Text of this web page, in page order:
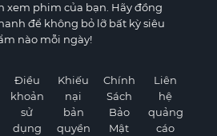
xem phim của bạn. Hãy đồng
để không bỏ lỡ bất kỳ siêu
nào mỗi ngày!
Điều
khoản
sử
dụng
Khiếu
nại
bản
quyền
Chính
Sách
Bảo
Mật
Liên
hệ
quảng
cáo